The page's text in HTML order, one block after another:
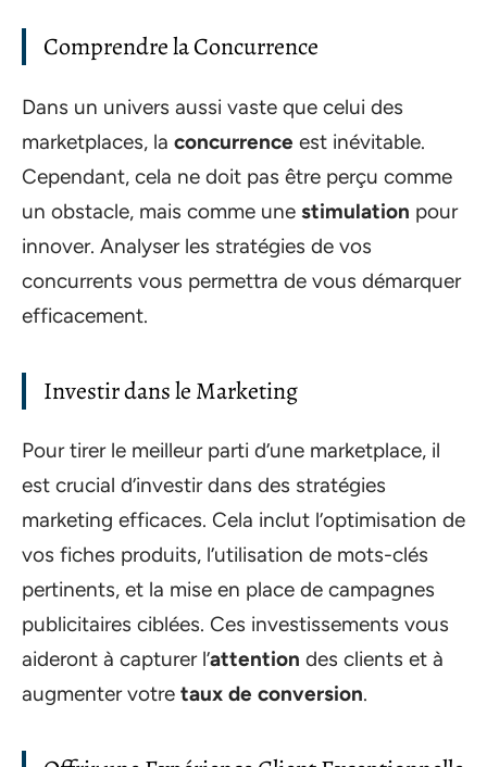
Comprendre la Concurrence
Dans un univers aussi vaste que celui des
marketplaces, la concurrence est inévitable.
Cependant, cela ne doit pas être perçu comme
un obstacle, mais comme une stimulation pour
innover. Analyser les stratégies de vos
concurrents vous permettra de vous démarquer
efficacement.
Investir dans le Marketing
Pour tirer le meilleur parti d’une marketplace, il
est crucial d’investir dans des stratégies
marketing efficaces. Cela inclut l’optimisation de
vos fiches produits, l’utilisation de mots-clés
pertinents, et la mise en place de campagnes
publicitaires ciblées. Ces investissements vous
aideront à capturer l’attention des clients et à
augmenter votre taux de conversion.